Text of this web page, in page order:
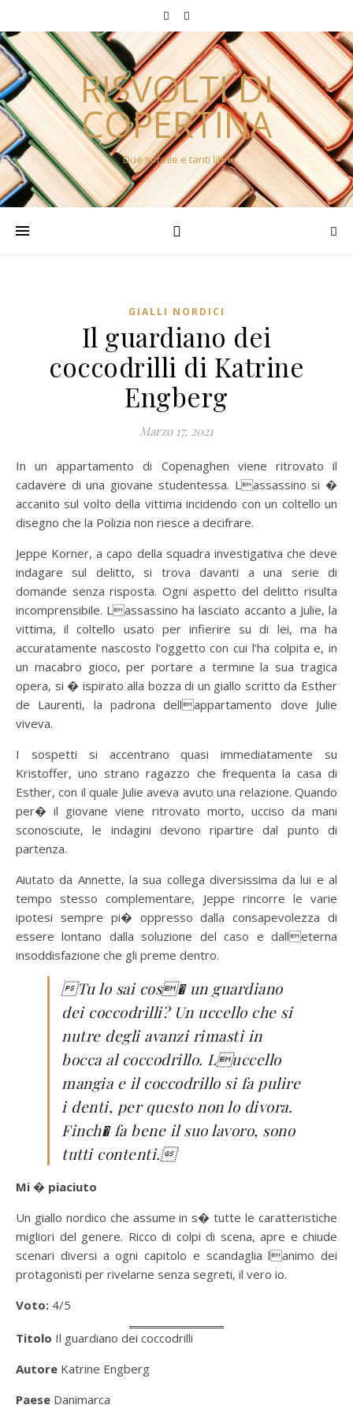
RISVOLTI DI
COPERTINA
Due sorelle e tanti libri
GIALLI NORDICI
Il guardiano dei
coccodrilli di Katrine
Engberg
Marzo 17, 2021
In un appartamento di Copenaghen viene ritrovato il
cadavere di una giovane studentessa. Lassassino si �
accanito sul volto della vittima incidendo con un coltello un
disegno che la Polizia non riesce a decifrare.
Jeppe Korner, a capo della squadra investigativa che deve
indagare sul delitto, si trova davanti a una serie di
domande senza risposta. Ogni aspetto del delitto risulta
incomprensibile. Lassassino ha lasciato accanto a Julie, la
vittima, il coltello usato per infierire su di lei, ma ha
accuratamente nascosto l’oggetto con cui l’ha colpita e, in
un macabro gioco, per portare a termine la sua tragica
opera, si � ispirato alla bozza di un giallo scritto da Esther
de Laurenti, la padrona dellappartamento dove Julie
viveva.
I sospetti si accentrano quasi immediatamente su
Kristoffer, uno strano ragazzo che frequenta la casa di
Esther, con il quale Julie aveva avuto una relazione. Quando
per� il giovane viene ritrovato morto, ucciso da mani
sconosciute, le indagini devono ripartire dal punto di
partenza.
Aiutato da Annette, la sua collega diversissima da lui e al
tempo stesso complementare, Jeppe rincorre le varie
ipotesi sempre pi� oppresso dalla consapevolezza di
essere lontano dalla soluzione del caso e dalleterna
insoddisfazione che gli preme dentro.
Tu lo sai cos� un guardiano
dei coccodrilli? Un uccello che si
nutre degli avanzi rimasti in
bocca al coccodrillo. Luccello
mangia e il coccodrillo si fa pulire
i denti, per questo non lo divora.
Finch� fa bene il suo lavoro, sono
tutti contenti.
Mi � piaciuto
Un giallo nordico che assume in s� tutte le caratteristiche
migliori del genere. Ricco di colpi di scena, apre e chiude
scenari diversi a ogni capitolo e scandaglia lanimo dei
protagonisti per rivelarne senza segreti, il vero io.
Voto: 4/5
Titolo Il guardiano dei coccodrilli
Autore Katrine Engberg
Paese Danimarca